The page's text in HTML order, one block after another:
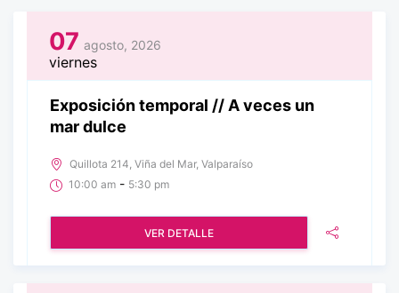
07 agosto, 2026
viernes
Exposición temporal // A veces un
mar dulce
Quillota 214, Viña del Mar, Valparaíso
10:00 am - 5:30 pm
VER DETALLE